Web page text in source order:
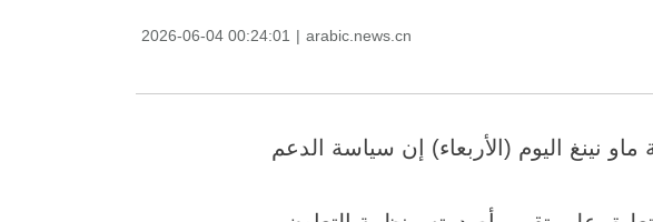
2026-06-04 00:24:01 | arabic.news.cn
ماو نينغ اليوم (الأربعاء) إن سياسة الدعم